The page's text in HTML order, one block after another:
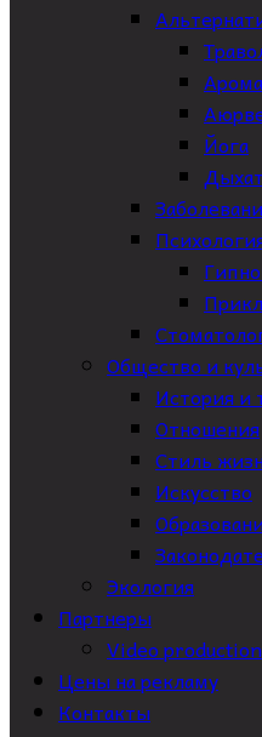
Йога
Общество и
История и
Отношения
Стиль
Искусство
Экология
Партнеры
Video production
Цены на рекламу
Контакты